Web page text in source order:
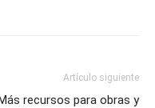
Artículo siguiente
recursos para obras y